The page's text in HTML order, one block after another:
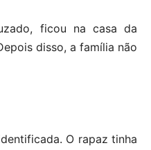
ficou na casa da
disso, a família não
O rapaz tinha